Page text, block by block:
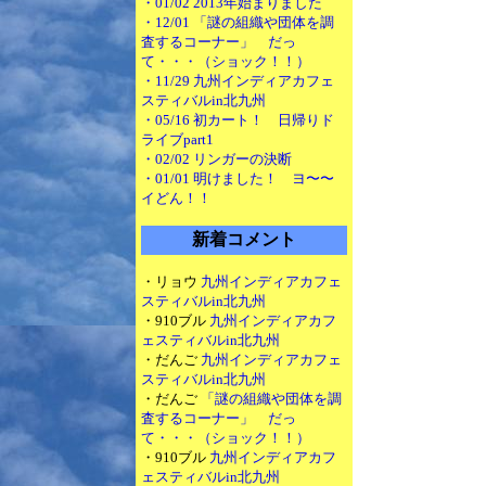
・12/01 「謎の組織や団体を調
査するコーナー」 だっ
て・・・（ショック！！）
・11/29 九州インディアカフェ
スティバルin北九州
・05/16 初カート！ 日帰りド
ライブpart1
・02/02 リンガーの決断
・01/01 明けました！ ヨ〜〜
イどん！！
新着コメント
・リョウ 九州インディアカフェ
スティバルin北九州
・910ブル 九州インディアカフ
ェスティバルin北九州
・だんご 九州インディアカフェ
スティバルin北九州
・だんご
「謎の組織や団体を調
査するコーナー」 だっ
て・・・（ショック！！）
・910ブル 九州インディアカフ
ェスティバルin北九州